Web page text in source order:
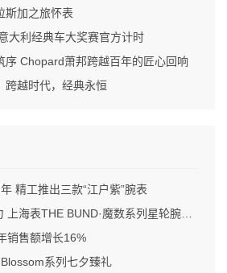
斯加之旅怀表
大利经典车大奖赛官方计时
序 Chopard萧邦跨越百年的匠心回响
跨越时代，经典永恒
精工推出三款“江户紫”腕表
THE BUND·魔数系列星轮腕表焕新双面登场
销售额增长16%
系列七夕臻礼